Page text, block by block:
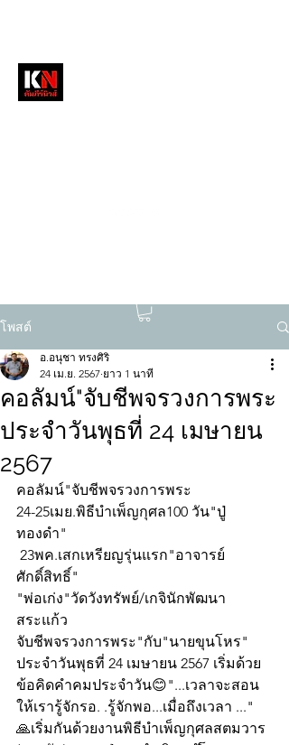
โพสต์
คอลัมน์"จับชีพจรวงการพระ
ประจำวันพุธที่ 24 เมษายน
2567
อ.อนุชา ทรงศิริ
24 เม.ย. 2567 ยาว 1 นาที
คอลัมน์"จับชีพจรวงการพระ
24-25เมย.พิธีบำเพ็ญกุศล100 วัน"ปู่
ทองดำ"
ศักดิ์สิทธิ์"
"พ่อเก่ง"วัดวังทรัพย์/เกจินักพัฒนา
สระแก้ว
จับชีพจรวงการพระ"กับ"นายขุนโหร"
ประจำวันพุธที่ 24 เมษายน 2567 เริ่มด้วย
ข้อคิดคำคมประจำวัน😊"...เวลาจะสอน
ให้เรารู้จักรอ. .รู้จักพอ...เมื่อถึงเวลา ..."
🙏เริ่มกันด้วยงานพิธีบำเพ็ญกุศลสตมวาร